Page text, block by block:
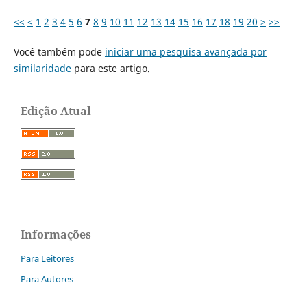
<< < 1 2 3 4 5 6 7 8 9 10 11 12 13 14 15 16 17 18 19 20 > >>
Você também pode iniciar uma pesquisa avançada por
similaridadepara este artigo.
Edição Atual
Informações
Para Leitores
Para Autores